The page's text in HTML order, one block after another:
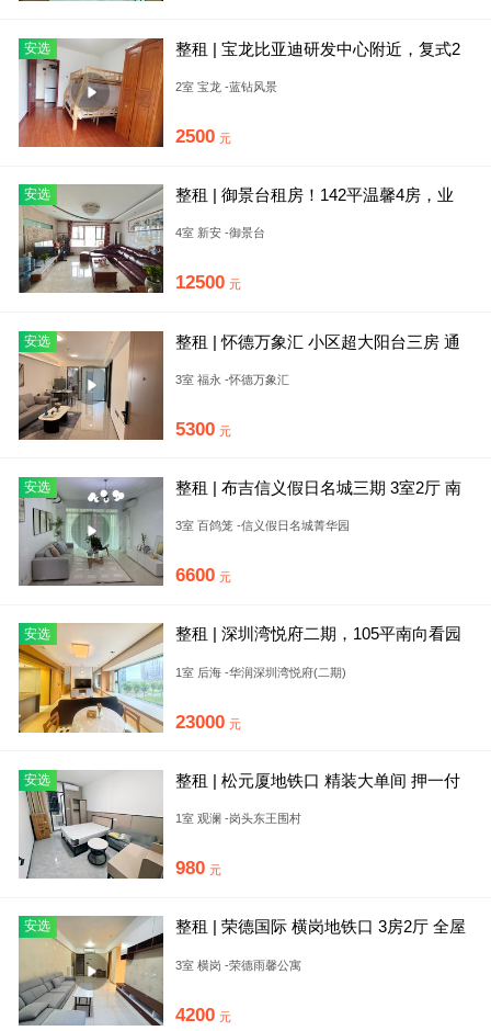
安选
整租 | 宝龙比亚迪研发中心附近，复式2
2室 宝龙 -蓝钻风景
2500 元
安选
整租 | 御景台租房！142平温馨4房，业
4室 新安 -御景台
12500 元
安选
整租 | 怀德万象汇 小区超大阳台三房 通
3室 福永 -怀德万象汇
5300 元
安选
整租 | 布吉信义假日名城三期 3室2厅 南
3室 百鸽笼 -信义假日名城菁华园
6600 元
安选
整租 | 深圳湾悦府二期，105平南向看园
1室 后海 -华润深圳湾悦府(二期)
23000 元
安选
整租 | 松元厦地铁口 精装大单间 押一付
1室 观澜 -岗头东王围村
980 元
安选
整租 | 荣德国际 横岗地铁口 3房2厅 全屋
3室 横岗 -荣德雨馨公寓
4200 元